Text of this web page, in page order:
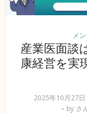
メ
産業医面談
康経営を実
2025年10月27日
by さ